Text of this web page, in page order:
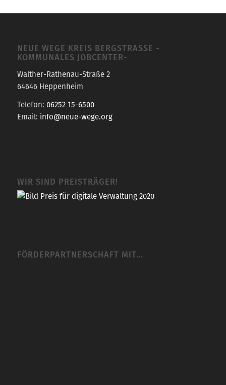
NEUE WEGE KREIS BERGSTRASSE -K
OMMUNALES JOBCENTER-
Walther-Rathenau-Straße 2
64646 Heppenheim
Telefon: 06252 15-6500
Email: info@neue-wege.org
WIR SIND PREISTRÄGER!
FÖRDERPARTNERSCHAFT MIT…